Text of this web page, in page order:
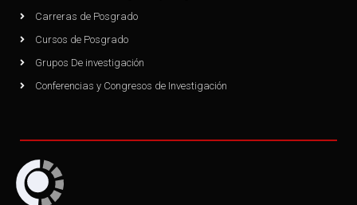
Carreras de Posgrado
Cursos de Posgrado
Grupos De investigación
Conferencias y Congresos de Investigación